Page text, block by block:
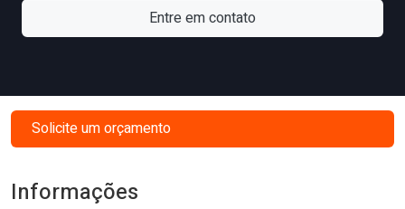
Entre em contato
Solicite um orçamento
Informações